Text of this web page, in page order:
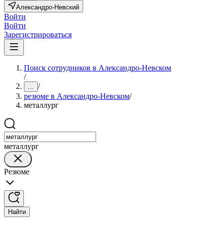
Александро-Невский
Войти
Войти
Зарегистрироваться
Поиск сотрудников в Александро-Невском
/
... /
резюме в Александро-Невском/
металлург
металлург
Резюме
Найти